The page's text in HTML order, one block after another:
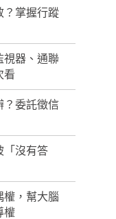
？掌握行蹤
視器、通聯
看
？委託徵信
「沒有答
權，幫大腦
權